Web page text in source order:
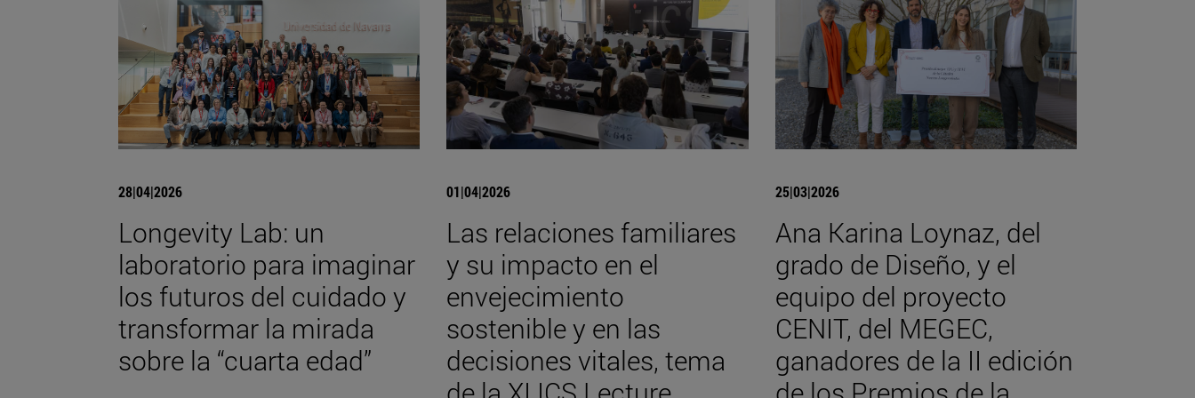
28|04|2026
Longevity Lab: un
laboratorio para imaginar
los futuros del cuidado y
transformar la mirada
sobre la “cuarta edad”
01|04|2026
Las relaciones familiares
y su impacto en el
envejecimiento
sostenible y en las
decisiones vitales, tema
25|03|2026
Ana Karina Loynaz, del
grado de Diseño, y el
equipo del proyecto
CENIT, del MEGEC,
ganadores de la II edición